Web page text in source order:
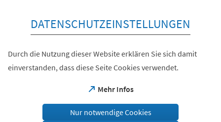
DATENSCHUTZEINSTELLUNGEN
Durch die Nutzung dieser Website erklären Sie sich damit
einverstanden, dass diese Seite Cookies verwendet.
Mehr Infos
(Öffnet
einem
Nur notwendige Cookies